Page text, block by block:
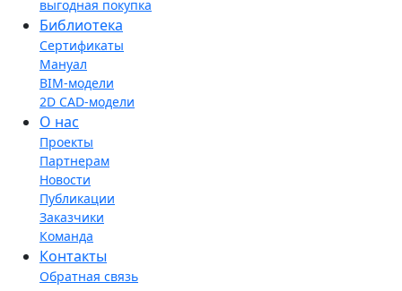
выгодная покупка
Библиотека
Сертификаты
Мануал
BIM-модели
2D CAD-модели
О нас
Проекты
Партнерам
Новости
Публикации
Заказчики
Команда
Контакты
Обратная связь